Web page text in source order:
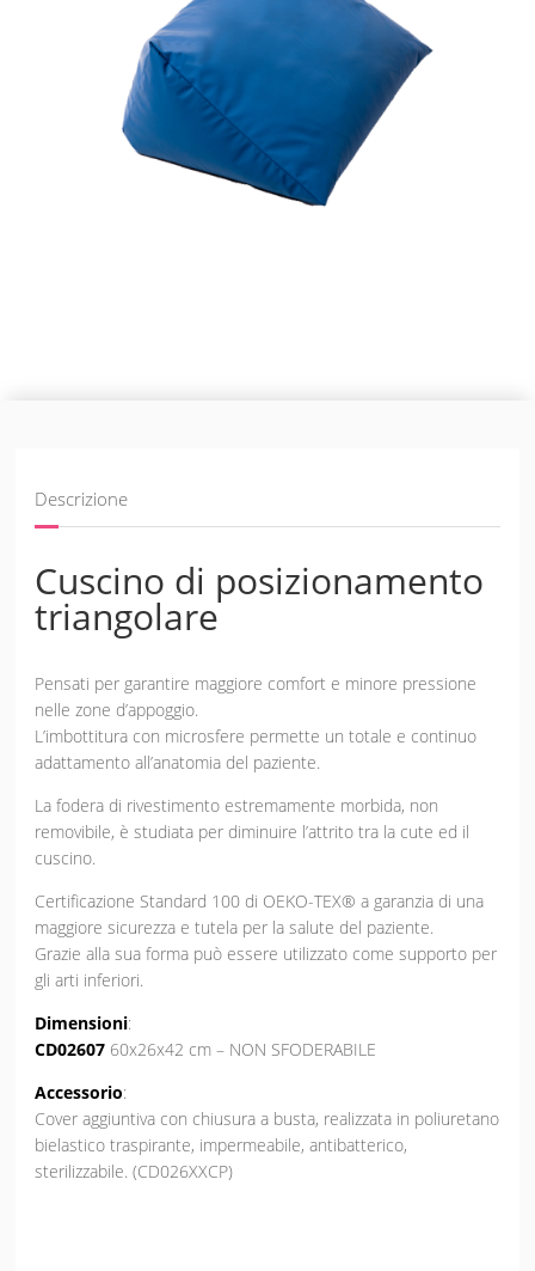
Descrizione
Cuscino di posizionamento
triangolare
Pensati per garantire maggiore comfort e minore pressione
nelle zone d’appoggio.
L’imbottitura con microsfere permette un totale e continuo
adattamento all’anatomia del paziente.
La fodera di rivestimento estremamente morbida, non
removibile, è studiata per diminuire l’attrito tra la cute ed il
cuscino.
Certificazione Standard 100 di OEKO-TEX® a garanzia di una
maggiore sicurezza e tutela per la salute del paziente.
Grazie alla sua forma può essere utilizzato come supporto per
gli arti inferiori.
Dimensioni:
CD02607 60x26x42 cm – NON SFODERABILE
Accessorio:
Cover aggiuntiva con chiusura a busta, realizzata in poliuretano
bielastico traspirante, impermeabile, antibatterico,
sterilizzabile. (CD026XXCP)